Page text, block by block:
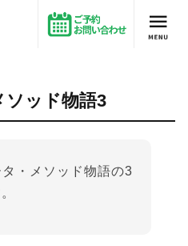
ソッド物語3
・メソッド物語の3